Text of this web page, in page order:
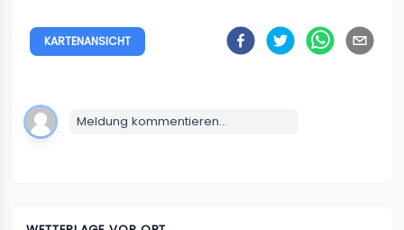
KARTENANSICHT
Meldung kommentieren...